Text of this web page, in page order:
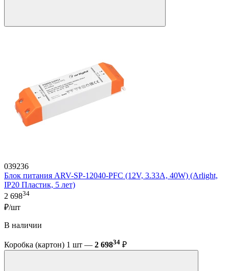
039236
Блок питания ARV-SP-12040-PFC (12V, 3.33A, 40W) (Arlight,
IP20 Пластик, 5 лет)
2 69834
₽/шт
В наличии
Коробка (картон) 1 шт — 2 69834 ₽